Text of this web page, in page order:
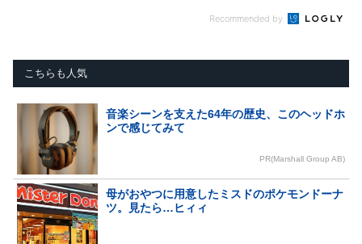
Recommended by
こちらも人気
音楽シーンを支えた64年の歴史、このヘッドホ
ンで感じてみて
PR(Marshall Group AB)
母がおやつに用意したミスドのポケモンドーナ
ツ。見たら…ヒィィ